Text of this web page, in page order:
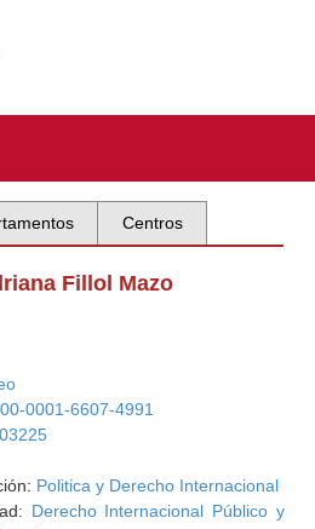
Centros
Fillol Mazo
0001-6607-4991
Politica y Derecho Internacional
Derecho Internacional Público y